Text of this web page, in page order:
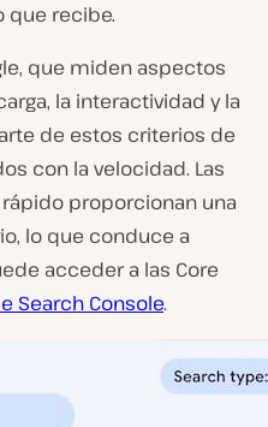
que recibe.
que miden aspectos
la interactividad y la
de estos criterios de
con la velocidad. Las
proporcionan una
lo que conduce a
acceder a las Core
Search Console.